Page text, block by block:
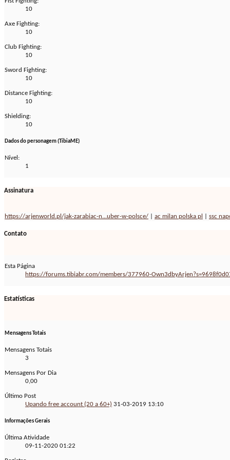
10
Axe Fighting:
10
Club Fighting:
10
Sword Fighting:
10
Distance Fighting:
10
Shielding:
10
Dados do personagem (TibiaME)
Nível:
1
Assinatura
https://arjenworld.pl/jak-zarabiac-n...uber-w-polsce/ ac milan polska pl ssc
Contato
Esta Página
https://forums.tibiabr.com/members/377960-
Estatísticas
Mensagens Totais
Mensagens Totais
3
Mensagens Por Dia
0,00
Último Post
Upando free account (20 a 60+) 31-03-2019 13:10
Informações Gerais
Última Atividade
09-11-2020 01:22